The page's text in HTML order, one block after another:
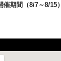
期間（8/7～8/15